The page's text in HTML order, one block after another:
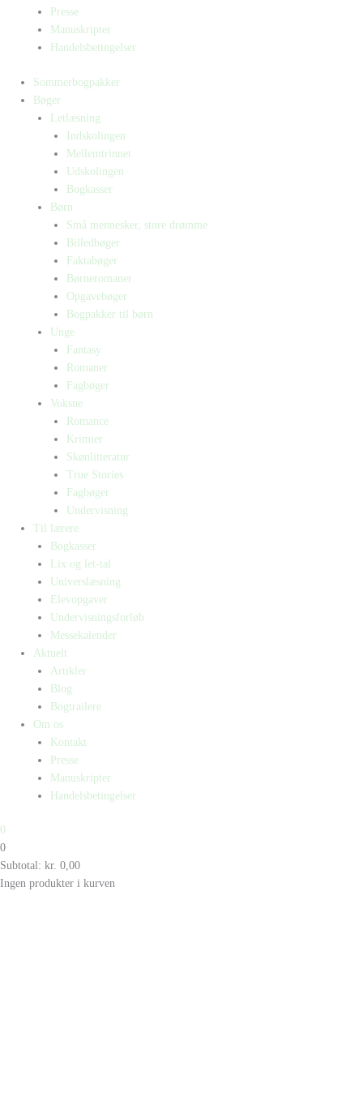
Presse
Manuskripter
Handelsbetingelser
Sommerbogpakker
Bøger
Letlæsning
Indskolingen
Mellemtrinnet
Udskolingen
Bogkasser
Børn
Små mennesker, store drømme
Billedbøger
Faktabøger
Børneromaner
Opgavebøger
Bogpakker til børn
Unge
Fantasy
Romaner
Fagbøger
Voksne
Romance
Krimier
Skønlitteratur
True Stories
Fagbøger
Undervisning
Til lærere
Bogkasser
Lix og let-tal
Universlæsning
Elevopgaver
Undervisningsforløb
Messekalender
Aktuelt
Artikler
Blog
Bogtrailere
Om os
Kontakt
Presse
Manuskripter
Handelsbetingelser
0
0
Subtotal: kr. 0,00
Ingen produkter i kurven